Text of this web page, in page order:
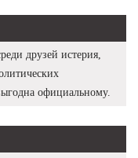
друзей истерия,
официальному.